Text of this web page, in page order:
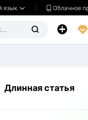
язык   Облачное
  
Длинная статья